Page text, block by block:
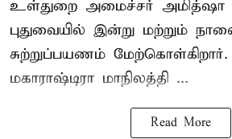
உள்துறை அமைச்சர் அமித்ஷா
புதுவையில் இன்று மற்றும்
சுற்றுப்பயணம்
மகாராஷ்டிரா மாநிலத்தி ...
Read More